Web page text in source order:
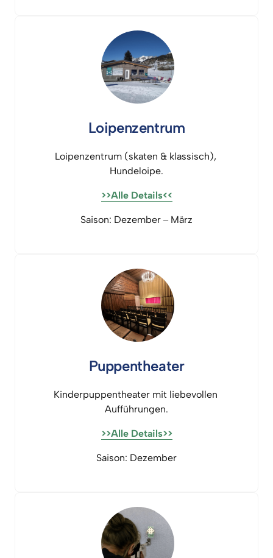
Loipenzentrum
Loipenzentrum (skaten &
Hundeloipe.
>>Alle Details<<
Saison: Dezember ‒ März
Puppentheater
Kinderpuppentheater mit
Aufführungen.
>>Alle Details>>
Saison: Dezember